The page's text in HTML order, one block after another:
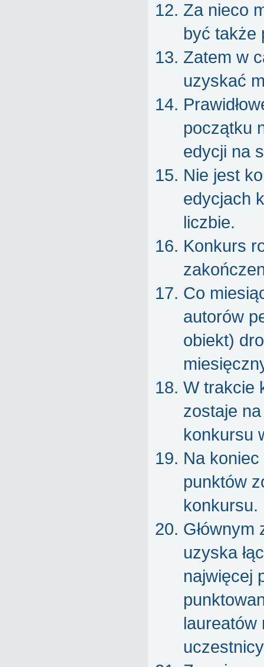
Za nieco
być także
Zatem w
uzyskać
początku
edycji na
Nie jest
edycjach
liczbie.
Konkurs
Co
autorów
obiekt)
W trakcie
zostaje
konkursu
Na
punktów
konkursu.
uzyska
najwięcej
laureatów